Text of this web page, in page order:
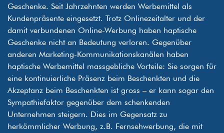
Geschenke. Seit Jahrzehnten werden Werbemittel als
Kundenpräsente eingesetzt. Trotz Onlinezeitalter und der
damit verbundenen Online-Werbung haben haptische
Geschenke nicht an Bedeutung verloren. Gegenüber
anderen Marketing-Kommunikationskanälen haben
haptische Werbemittel massgebliche Vorteile: Sie sorgen für
eine kontinuierliche Präsenz beim Beschenkten und die
Akzeptanz beim Beschenkten ist gross – er kann sogar den
Sympathiefaktor gegenüber dem schenkenden
Unternehmen steigern. Dies im Gegensatz zu
herkömmlicher Werbung, z.B. Fernsehwerbung, die mit